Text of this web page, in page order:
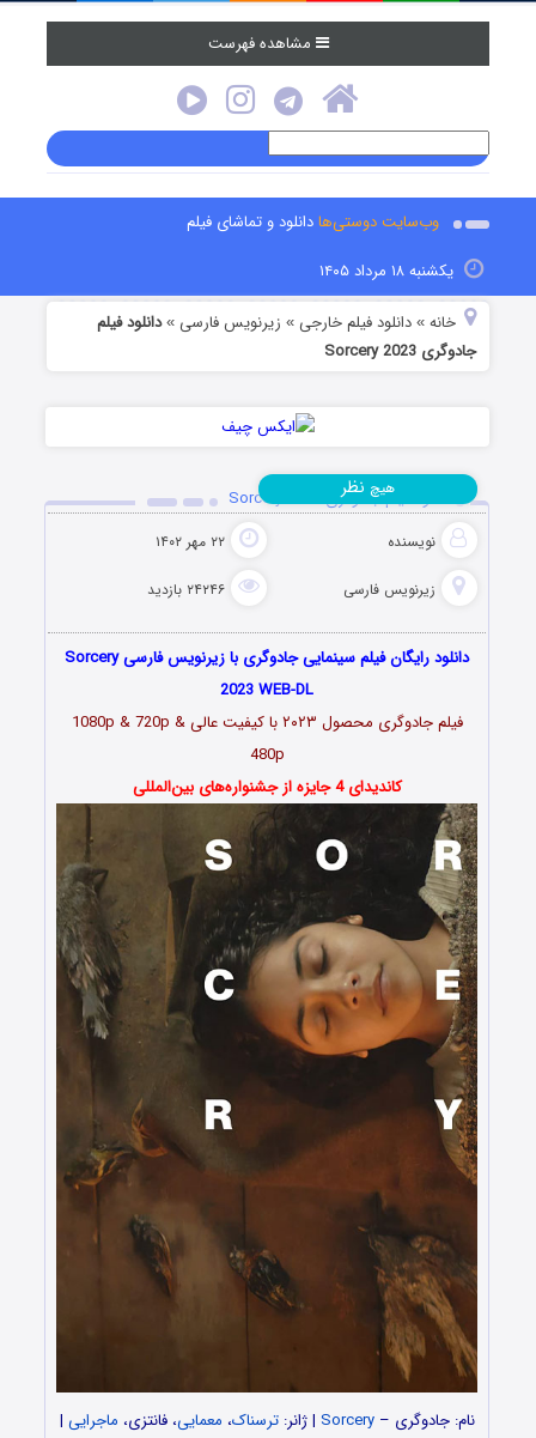
مشاهده فهرست
وب‌سایت دوستی‌هادانلود و تماشای فیلم
یکشنبه ۱۸ مرداد ۱۴۰۵
خانه »دانلود فیلم خارجی » زیرنویس فارسی »دانلود فیلم
جادوگری Sorcery 2023
دانلود فیلم جادوگری Sorcery 2023
نویسنده ۲۲ مهر ۱۴۰۲
زیرنویس فارسی ۲۴۲۴۶ بازدید
هیچ نظر
دانلود رایگان فیلم سینمایی جادوگری با زیرنویس فارسی Sorcery
2023 WEB-DL
فیلم جادوگری محصول
با کیفیت عالی 1080p & 720p &
480p
کاندیدای 4 جایزه از جشنواره‌های بین‌المللی
نام: جادوگری –Sorcery | ژانر:ترسناک، معمایی، فانتزی، ماجرایی |